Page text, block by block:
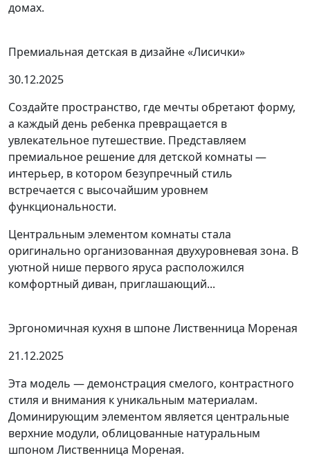
домах.
Премиальная детская в дизайне «Лисички»
30.12.2025
Создайте пространство, где мечты обретают форму,
а каждый день ребенка превращается в
увлекательное путешествие. Представляем
премиальное решение для детской комнаты —
интерьер, в котором безупречный стиль
встречается с высочайшим уровнем
функциональности.
Центральным элементом комнаты стала
оригинально организованная двухуровневая зона. В
уютной нише первого яруса расположился
комфортный диван, приглашающий...
Эргономичная кухня в шпоне Лиственница Мореная
21.12.2025
Эта модель — демонстрация смелого, контрастного
стиля и внимания к уникальным материалам.
Доминирующим элементом является центральные
верхние модули, облицованные натуральным
шпоном Лиственница Мореная.